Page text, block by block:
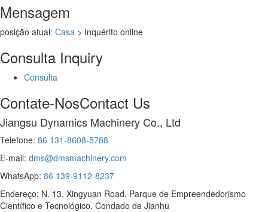
Mensagem
posição atual: Casa > Inquérito online
Consulta Inquiry
Consulta
Contate-NosContact Us
Jiangsu Dynamics Machinery Co., Ltd
Telefone: 86 131-8608-5788
E-mail: dms@dmsmachinery.com
WhatsApp: 86 139-9112-8237
Endereço: N. 13, Xingyuan Road, Parque de Empreendedorismo
Científico e Tecnológico, Condado de Jianhu